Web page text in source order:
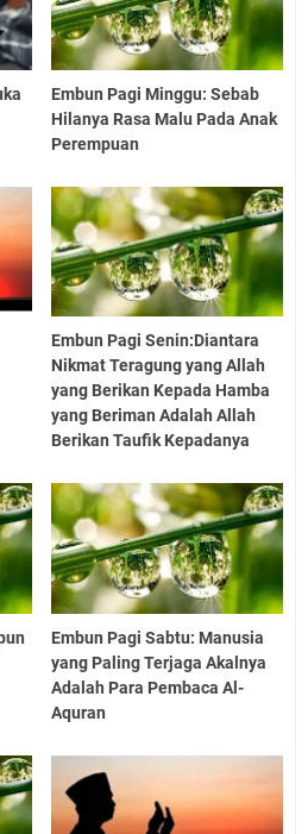
Embun Pagi Minggu: Sebab
Hilanya Rasa Malu Pada Anak
Perempuan
Embun Pagi Senin:Diantara
Nikmat Teragung yang Allah
yang Berikan Kepada Hamba
yang Beriman Adalah Allah
Berikan Taufik Kepadanya
Embun Pagi Sabtu: Manusia
yang Paling Terjaga Akalnya
Adalah Para Pembaca Al-
Aquran